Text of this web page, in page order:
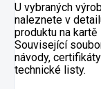
U vybraných
naleznete v
produktu na kartě
Související
návody,
technické listy.